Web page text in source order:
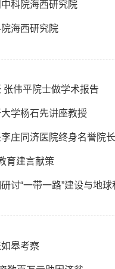
科院海西研究院
海西研究院
伟平院士做学术报告
学杨石先讲座教授
庄同济医院终身名誉院长
育建言献策
讨“一带一路”建设与地球
皋考察